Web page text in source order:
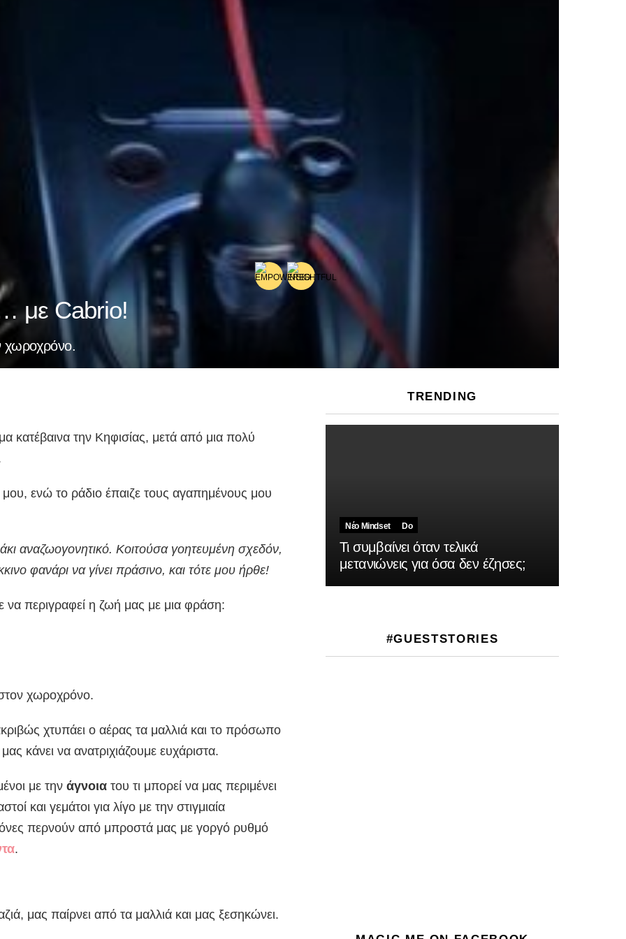
με Cabrio!
χωροχρόνο.
κατέβαινα την Κηφισίας, μετά από μια πολύ
μου, ενώ το ράδιο έπαιζε τους αγαπημένους μου
αναζωογονητικό. Κοιτούσα γοητευμένη σχεδόν,
φανάρι να γίνει πράσινο, και τότε μου ήρθε!
περιγραφεί η ζωή μας με μια φράση:
χωροχρόνο.
χτυπάει ο αέρας τα μαλλιά και το πρόσωπο
κάνει να ανατριχιάζουμε ευχάριστα.
με την άγνοια του τι μπορεί να μας περιμένει
και γεμάτοι για λίγο με την στιγμιαία
περνούν από μπροστά μας με γοργό ρυθμό
.
μας παίρνει από τα μαλλιά και μας ξεσηκώνει.
TRENDING
Νέο Mindset Do
Τι συμβαίνει όταν τελικά
μετανιώνεις για όσα δεν έζησες;
#GUESTSTORIES